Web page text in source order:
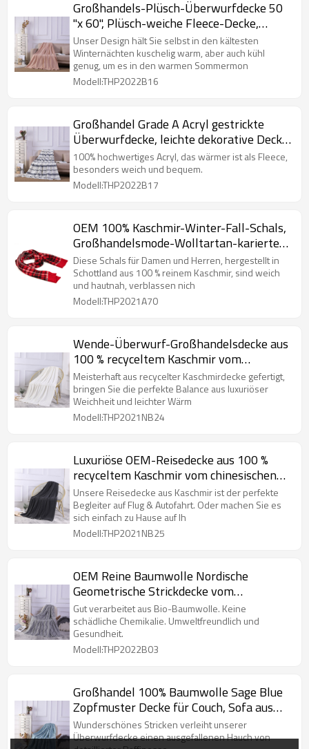
Großhandels-Plüsch-Überwurfdecke 50
"x 60", Plüsch-weiche Fleece-Decke,
einfarbig aus chinesischer Fabrik
Unser Design hält Sie selbst in den kältesten
Winternächten kuschelig warm, aber auch kühl
genug, um es in den warmen Sommermon
Modell:THP2022B16
Großhandel Grade A Acryl gestrickte
Überwurfdecke, leichte dekorative Decke
für Bauernhäuser
100% hochwertiges Acryl, das wärmer ist als Fleece,
besonders weich und bequem.
Modell:THP2022B17
OEM 100% Kaschmir-Winter-Fall-Schals,
Großhandelsmode-Wolltartan-karierter
karierter Schal
Diese Schals für Damen und Herren, hergestellt in
Schottland aus 100 % reinem Kaschmir, sind weich
und hautnah, verblassen nich
Modell:THP2021A70
Wende-Überwurf-Großhandelsdecke aus
100 % recyceltem Kaschmir vom
chinesischen Lieferanten
Meisterhaft aus recycelter Kaschmirdecke gefertigt,
bringen Sie die perfekte Balance aus luxuriöser
Weichheit und leichter Wärm
Modell:THP2021NB24
Luxuriöse OEM-Reisedecke aus 100 %
recyceltem Kaschmir vom chinesischen
Hersteller
Unsere Reisedecke aus Kaschmir ist der perfekte
Begleiter auf Flug & Autofahrt. Oder machen Sie es
sich einfach zu Hause auf Ih
Modell:THP2021NB25
OEM Reine Baumwolle Nordische
Geometrische Strickdecke vom
chinesischen Hersteller
Gut verarbeitet aus Bio-Baumwolle. Keine
schädliche Chemikalie. Umweltfreundlich und
Gesundheit.
Modell:THP2022B03
Großhandel 100% Baumwolle Sage Blue
Zopfmuster Decke für Couch, Sofa aus
chinesischer Fabrik
Wunderschönes Stricken verleiht unserer
Überwurfdecke einen ausgefallenen Hauch von